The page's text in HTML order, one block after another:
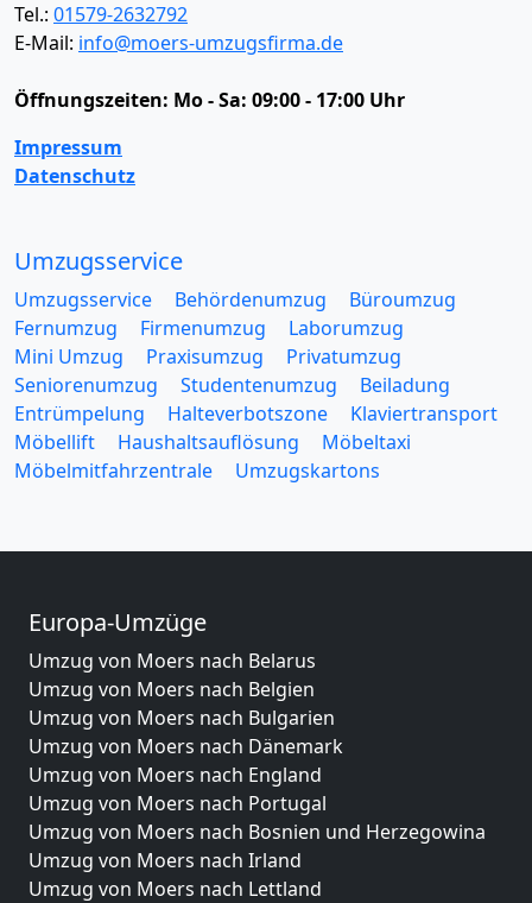
Tel.: 01579-2632792
E-Mail: info@moers-umzugsfirma.de
Öffnungszeiten: Mo - Sa: 09:00 - 17:00 Uhr
Impressum
Datenschutz
Umzugsservice
Umzugsservice Behördenumzug
Büroumzug
Fernumzug
Firmenumzug
Laborumzug
Mini Umzug
Praxisumzug
Privatumzug
Seniorenumzug
Studentenumzug
Beiladung
Entrümpelung
Halteverbotszone
Klaviertransport
Möbellift
Haushaltsauflösung
Möbeltaxi
Möbelmitfahrzentrale
Umzugskartons
Europa-Umzüge
Umzug von Moers nach Belarus
Umzug von Moers nach Belgien
Umzug von Moers nach Bulgarien
Umzug von Moers nach Dänemark
Umzug von Moers nach England
Umzug von Moers nach Portugal
Umzug von Moers nach Bosnien und Herzegowina
Umzug von Moers nach Irland
Umzug von Moers nach Lettland